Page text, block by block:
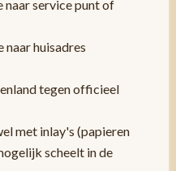
service punt of
huisadres
tegen officieel
met inlay's (papieren
scheelt in de